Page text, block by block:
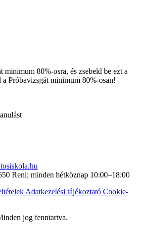
minimum 80%-osra, és zsebeld be ezt a
Próbavizsgát minimum 80%-osan!
Reni; minden hétköznap 10:00–18:00
Adatkezelési tájékoztató Cookie-
jog fenntartva.